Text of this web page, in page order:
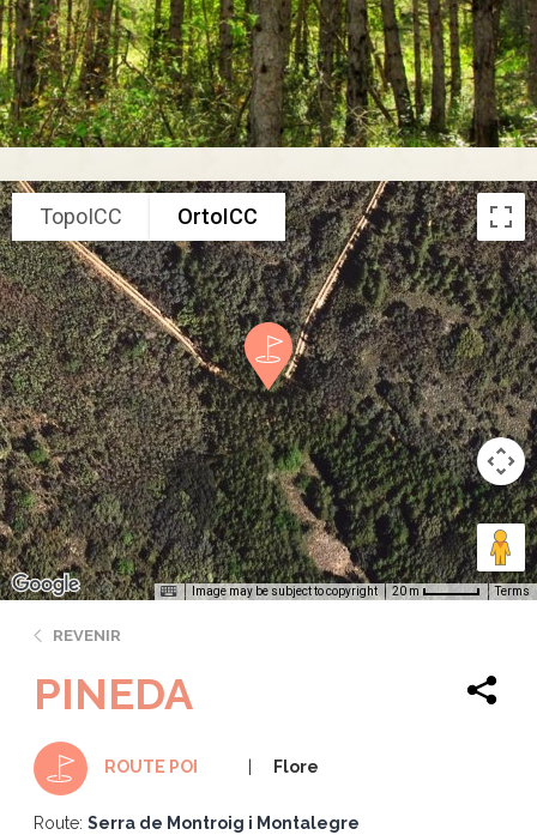
TopoICC OrtoICC
Image may be subject to copyright 20 m Terms
REVENIR
PINEDA
ROUTE POI Flore
Route: Serra de Montroig i Montalegre